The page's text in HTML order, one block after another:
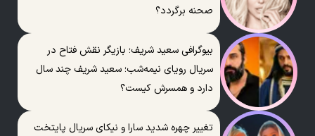
صحنه برگردد؟
بیوگرافی سعید شریف؛ بازیگر نقش فتاح در
سریال رویای نیمه‌شب؛ سعید شریف چند سال
دارد و همسرش کیست؟
تغییر چهره شدید سارا و نیکای سریال پایتخت